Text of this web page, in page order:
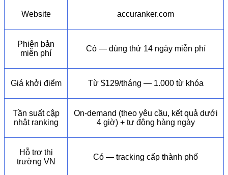
Website accuranker.com
Phiên bản
miễn phí
Có — dùng thử 14 ngày miễn phí
Giá khởi điểm Từ $129/tháng — 1.000 từ khóa
Tần suất cập
nhật ranking
On-demand (theo yêu cầu, kết quả dưới
4 giờ) + tự động hàng ngày
Hỗ trợ thị
trường VN
Có — tracking cấp thành phố